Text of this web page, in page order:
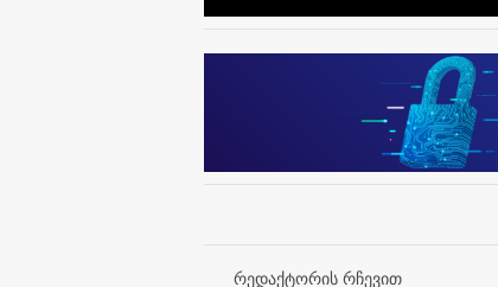
რედაქტორის რჩევით